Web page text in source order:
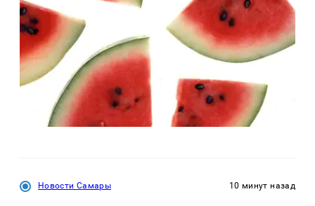
Новости Самары 10 минут назад